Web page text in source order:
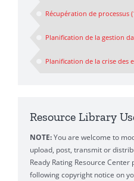
Récupération de processus
Planification de la gestion
Planification de la crise des
Resource Library
NOTE:You are welcome to
upload, post, transmit or
Ready Rating Resource
following copyright notice on